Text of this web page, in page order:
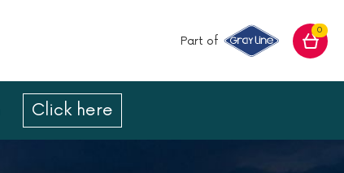
Part of
0
Click here